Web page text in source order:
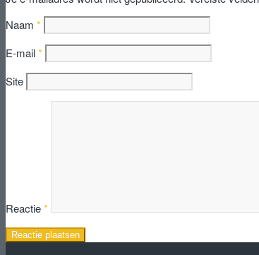
Naam *
E-mail*
Site
Reactie*